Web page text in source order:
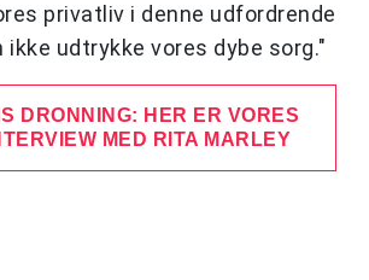
privatliv i denne udfordrende
ikke udtrykke vores dybe sorg."
DRONNING: HER ER VORES
MED RITA MARLEY